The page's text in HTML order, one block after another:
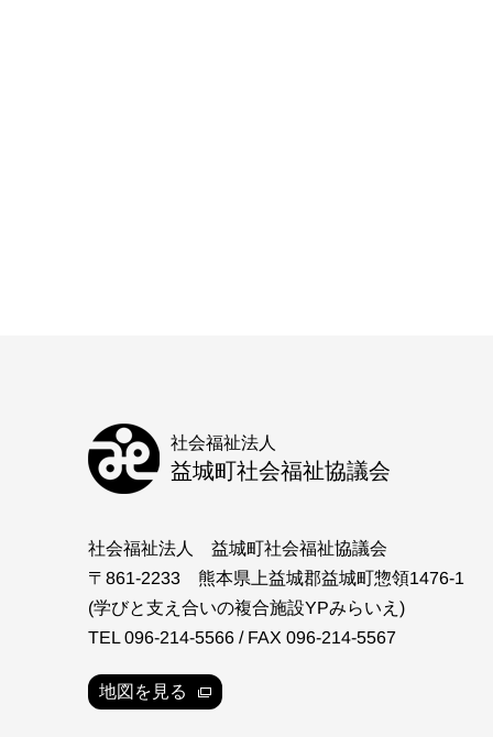
社会福祉法人
益城町社会福祉協議会
社会福祉法人 益城町社会福祉協議会
〒861-2233 熊本県上益城郡益城町惣領1476-1
(学びと支え合いの複合施設YPみらいえ)
TEL 096-214-5566 / FAX 096-214-5567
地図を見る